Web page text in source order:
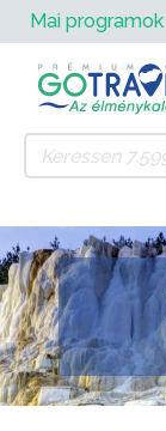
Mai programok